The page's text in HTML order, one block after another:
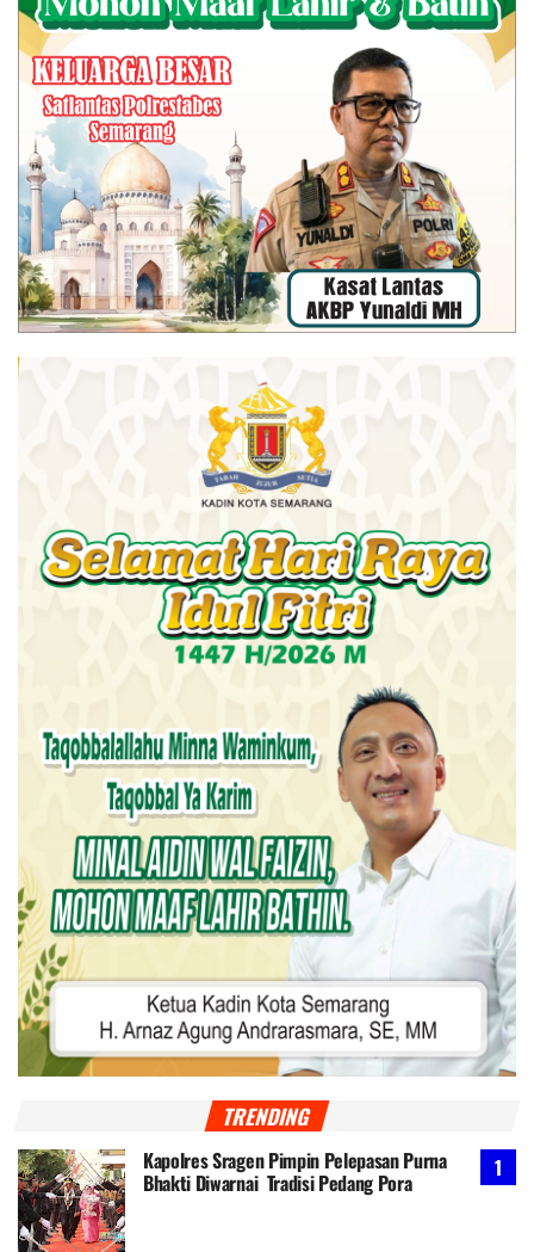
TRENDING
Kapolres Sragen Pimpin Pelepasan Purna
Bhakti Diwarnai Tradisi Pedang Pora